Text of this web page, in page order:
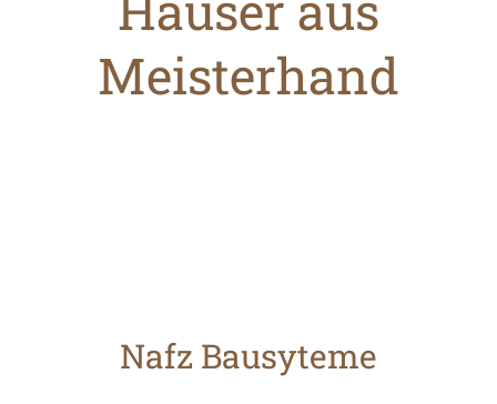
Meisterhand
Nafz Bausyteme